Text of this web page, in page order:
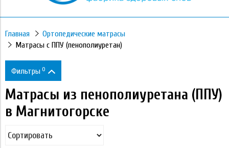
Главная
Ортопедические матрасы
Матрасы с ППУ (пенополиуретан)
Фильтры 0
Цена
Матрасы из пенополиуретана (ППУ)
в Магнитогорске